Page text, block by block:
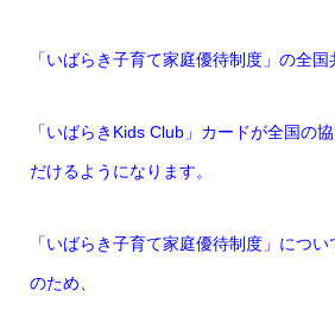
「いばらき子育て家庭優待制度」の全
「いばらき Kids Club」カードが全国の
だけるようになります。
「いばらき子育て家庭優待制度」につ
のため、